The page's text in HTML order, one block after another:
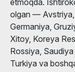
etmoqda.
olgan — Avstriya,
Germaniya,
Xitoy, Koreya
Rossiya,
Turkiya va